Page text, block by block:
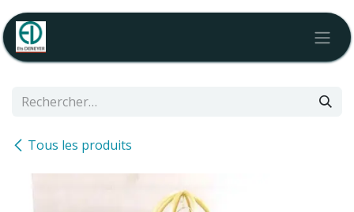
Se rendre au contenu
Tous les produits